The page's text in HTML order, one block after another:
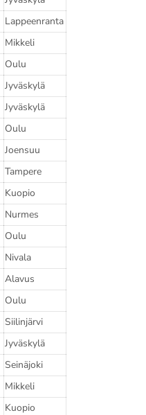
Lappeenranta
Mikkeli
Oulu
Jyväskylä
Jyväskylä
Oulu
Joensuu
Tampere
Kuopio
Nurmes
Oulu
Nivala
Alavus
Oulu
Siilinjärvi
Jyväskylä
Seinäjoki
Mikkeli
Kuopio